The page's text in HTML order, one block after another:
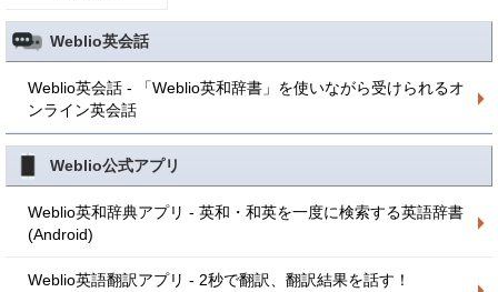
Weblio英会話
Weblio英会話 - 「Weblio英和辞書」を使いながら受けられるオ
ンライン英会話
Weblio公式アプリ
Weblio英和辞典アプリ - 英和・和英を一度に検索する英語辞書
(Android)
Weblio英語翻訳アプリ - 2秒で翻訳、翻訳結果を話す！